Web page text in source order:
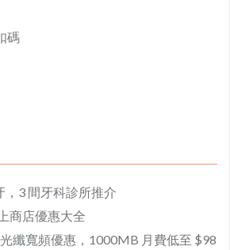
碼
3 間牙科診所推介
商店優惠大全
纖寬頻優惠，1000MB 月費低至 $98